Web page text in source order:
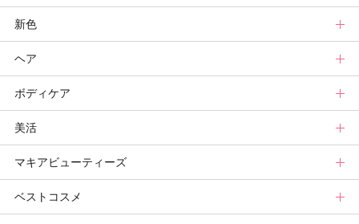
ニュース
スキンケアまとめ
スキンケア診断
メイクトップ
ニュース
メイクまとめ
ベースメイクカタログ
メイク診断
新色
新色トップ
クリスマスコフレ
秋新色
新色コスメスウォッチ
ビューティ速報
ヘア
ヘアトップ
ニュース
ヘアカタログ
ヘアまとめ
ボディケア
ボディケアトップ
ニュース
ボディケアまとめ
美活
美活トップ
美活グランプリ
マキアビューティーズ
マキアビューティーズトップ
ベストコスメ